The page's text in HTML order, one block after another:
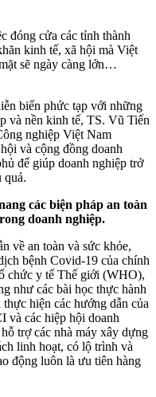
đóng cửa các tỉnh thành
kinh tế, xã hội mà Việt
sẽ ngày càng lớn…
biến phức tạp với những
và nền kinh tế, TS. Vũ Tiến
nghiệp Việt Nam
và cộng đồng doanh
để giúp doanh nghiệp trở
quả.
các biện pháp an toàn
doanh nghiệp.
về an toàn và sức khỏe,
bệnh Covid-19 của chính
chức y tế Thế giới (WHO),
như các bài học thực hành
hiện các hướng dẫn của
và các hiệp hội doanh
trợ các nhà máy xây dựng
linh hoạt, có lộ trình và
động luôn là ưu tiên hàng